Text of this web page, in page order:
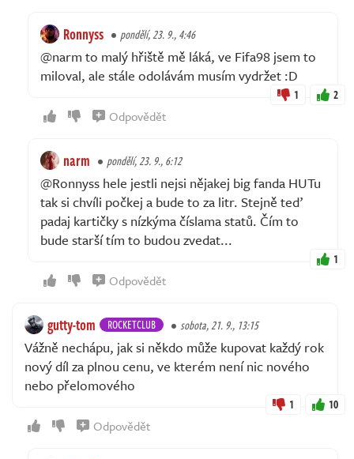
Ronnyss pondělí, 23. 9., 4:46
@narm to malý hřiště mě láká, ve Fifa98 jsem to
miloval, ale stále odolávám musím vydržet :D
1 2
Odpovědět
narm pondělí, 23. 9., 6:12
@Ronnyss hele jestli nejsi nějakej big fanda HUTu
tak si chvíli počkej a bude to za litr. Stejně teď
padaj kartičky s nízkýma číslama statů. Čím to
bude starší tím to budou zvedat...
1
Odpovědět
gutty-tom ROCKETCLUB sobota, 21. 9., 13:15
Vážně nechápu, jak si někdo může kupovat každý rok
nový díl za plnou cenu, ve kterém není nic nového
nebo přelomového
1 10
Odpovědět